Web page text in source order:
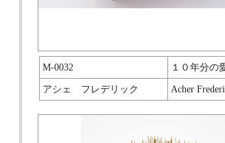
M-0032 １０年分の
アシェ フレデリック Acher